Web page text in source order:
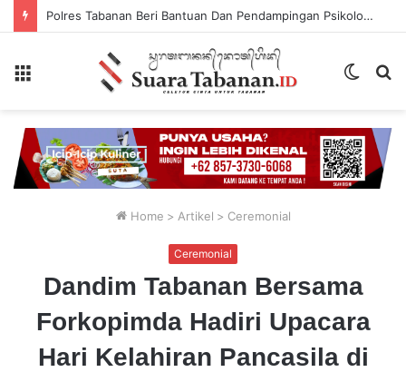
Polres Tabanan Beri Bantuan Dan Pendampingan Psikologis
Switch
Home > Artikel > Ceremonial
Ceremonial
Dandim Tabanan Bersama
Forkopimda Hadiri Upacara
Hari Kelahiran Pancasila di